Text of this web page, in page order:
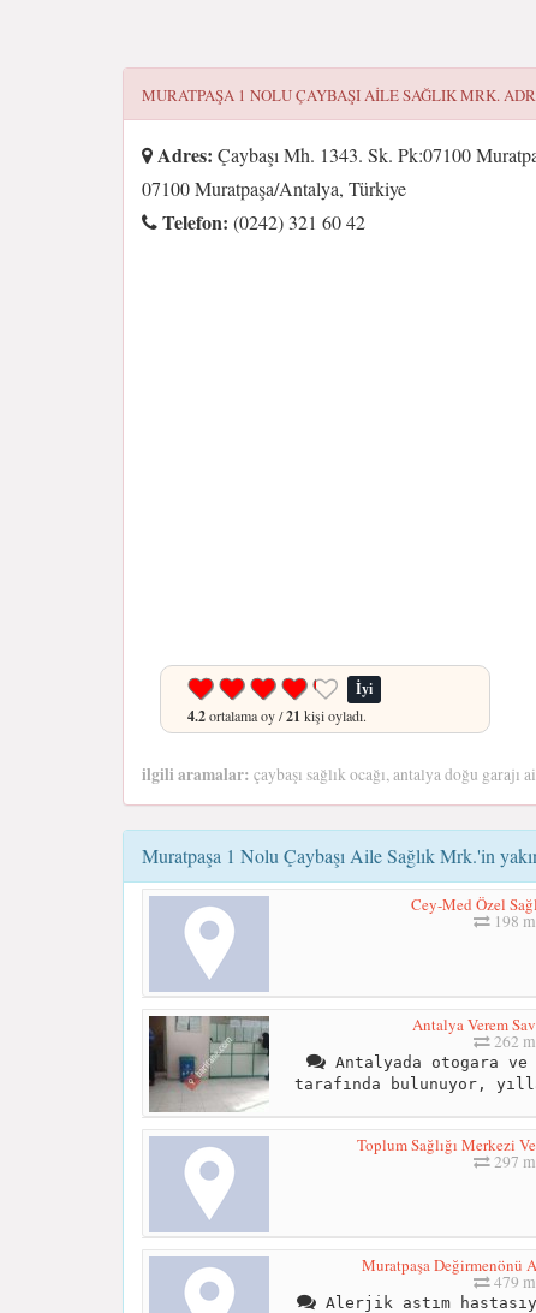
MURATPAŞA 1 NOLU ÇAYBAŞI AILE SAĞLIK MRK.
Adres: Çaybaşı Mh. 1343. Sk. Pk:07100
07100 Muratpaşa/Antalya, Türkiye
Telefon: (0242) 321 60 42
İyi
4.2ortalama oy /21 kişi oyladı.
ilgili aramalar: çaybaşı sağlık ocağı, antalya doğu garajı
Muratpaşa 1 Nolu Çaybaşı Aile Sağlık Mrk.'in
Cey-Med Özel
198
Antalya Verem
262
Antalyada otogara ve
tarafında bulunuyor,
Toplum Sağlığı Merkezi
297
Muratpaşa Değirmenönü
479
Alerjik astım